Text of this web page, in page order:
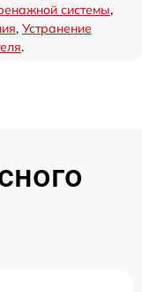
системы,
, Устранение
.